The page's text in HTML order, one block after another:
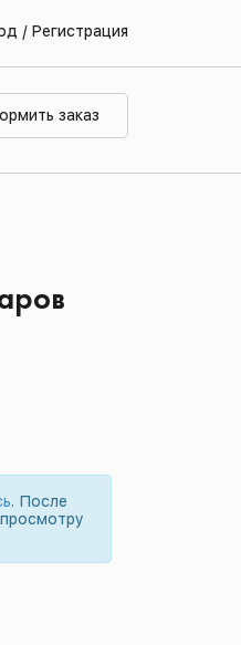
/ Регистрация
заказ
. После